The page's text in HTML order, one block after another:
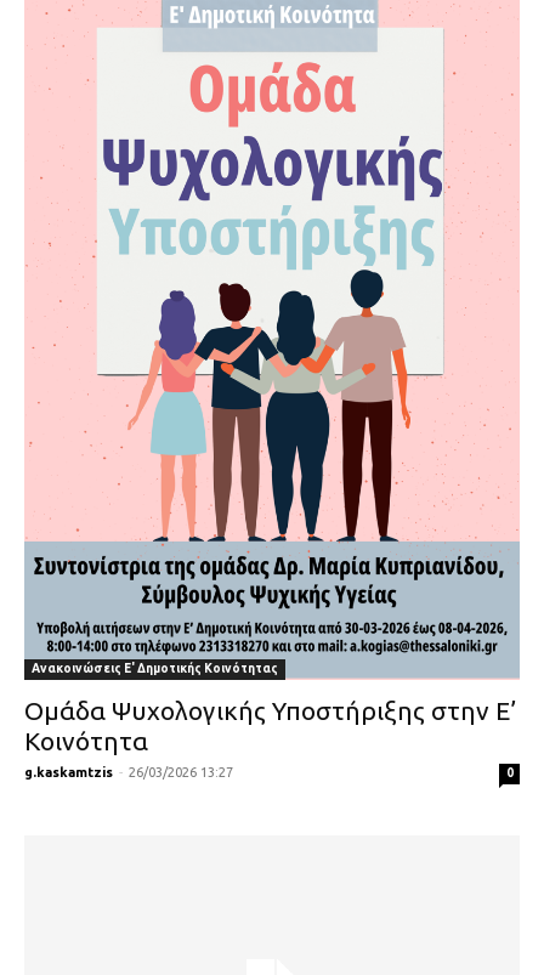
Ανακοινώσεις Ε' Δημοτικής Κοινότητας
Ομάδα Ψυχολογικής Υποστήριξης στην Ε’
Κοινότητα
g.kaskamtzis - 26/03/2026 13:27 0